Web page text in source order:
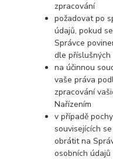
zpracování
požadovat po
údajů, pokud
Správce
dle
na účinnou
vaše práva
zpracování
Nařízením
v případě
souvisejících
obrátit na
osobních údajů